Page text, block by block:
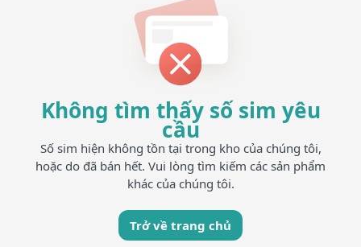
Không tìm thấy số sim yêu
cầu
Số sim hiện không tồn tại trong kho của chúng tôi,
hoặc do đã bán hết. Vui lòng tìm kiếm các sản phẩm
khác của chúng tôi.
Trở về trang chủ